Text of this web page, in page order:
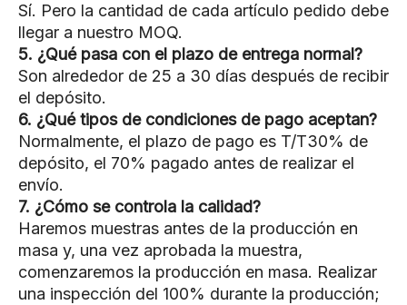
Sí. Pero la cantidad de cada artículo pedido debe
llegar a nuestro MOQ.
5. ¿Qué pasa con el plazo de entrega normal?
Son alrededor de 25 a 30 días después de recibir
el depósito.
6. ¿Qué tipos de condiciones de pago aceptan?
Normalmente, el plazo de pago es T/T30% de
depósito, el 70% pagado antes de realizar el
envío.
7. ¿Cómo se controla la calidad?
Haremos muestras antes de la producción en
masa y, una vez aprobada la muestra,
comenzaremos la producción en masa. Realizar
una inspección del 100% durante la producción;